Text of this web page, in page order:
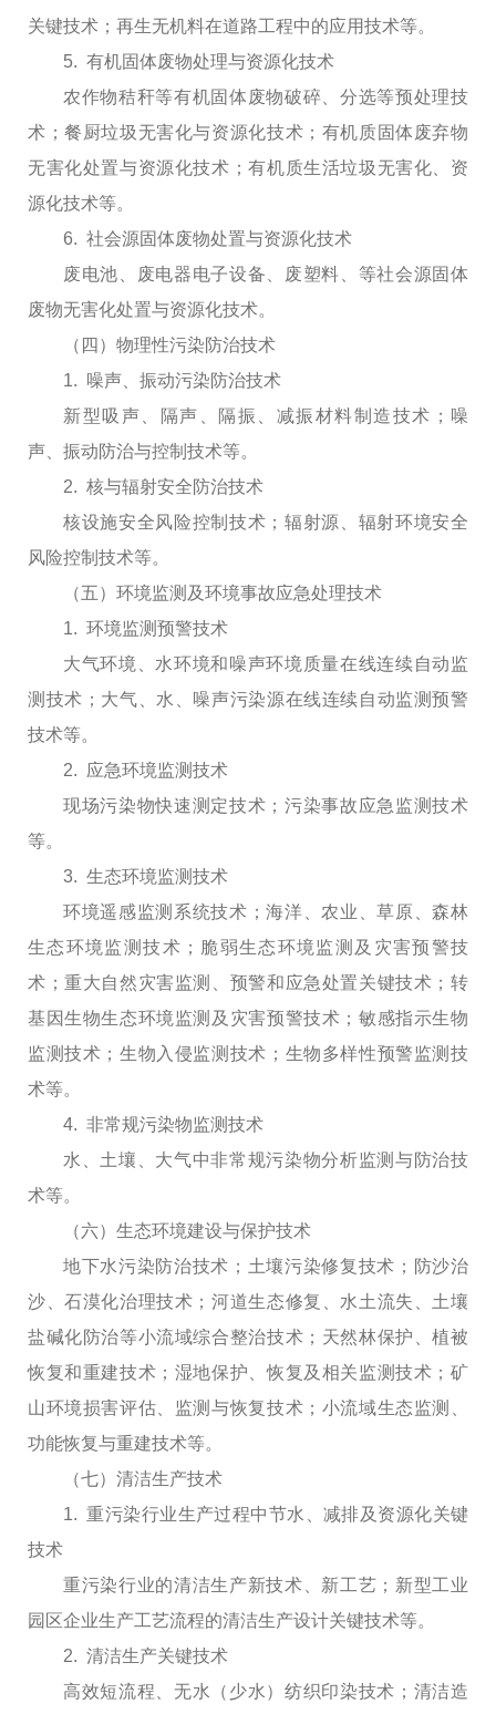
关键技术；再生无机料在道路工程中的应用技术等。
5. 有机固体废物处理与资源化技术
农作物秸秆等有机固体废物破碎、分选等预处理技
术；餐厨垃圾无害化与资源化技术；有机质固体废弃物
无害化处置与资源化技术；有机质生活垃圾无害化、资
源化技术等。
6. 社会源固体废物处置与资源化技术
废电池、废电器电子设备、废塑料、等社会源固体
废物无害化处置与资源化技术。
（四）物理性污染防治技术
1. 噪声、振动污染防治技术
新型吸声、隔声、隔振、减振材料制造技术；噪
声、振动防治与控制技术等。
2. 核与辐射安全防治技术
核设施安全风险控制技术；辐射源、辐射环境安全
风险控制技术等。
（五）环境监测及环境事故应急处理技术
1. 环境监测预警技术
大气环境、水环境和噪声环境质量在线连续自动监
测技术；大气、水、噪声污染源在线连续自动监测预警
技术等。
2. 应急环境监测技术
现场污染物快速测定技术；污染事故应急监测技术
等。
3. 生态环境监测技术
环境遥感监测系统技术；海洋、农业、草原、森林
生态环境监测技术；脆弱生态环境监测及灾害预警技
术；重大自然灾害监测、预警和应急处置关键技术；转
基因生物生态环境监测及灾害预警技术；敏感指示生物
监测技术；生物入侵监测技术；生物多样性预警监测技
术等。
4. 非常规污染物监测技术
水、土壤、大气中非常规污染物分析监测与防治技
术等。
（六）生态环境建设与保护技术
地下水污染防治技术；土壤污染修复技术；防沙治
沙、石漠化治理技术；河道生态修复、水土流失、土壤
盐碱化防治等小流域综合整治技术；天然林保护、植被
恢复和重建技术；湿地保护、恢复及相关监测技术；矿
山环境损害评估、监测与恢复技术；小流域生态监测、
功能恢复与重建技术等。
（七）清洁生产技术
1. 重污染行业生产过程中节水、减排及资源化关键
技术
重污染行业的清洁生产新技术、新工艺；新型工业
园区企业生产工艺流程的清洁生产设计关键技术等。
2. 清洁生产关键技术
高效短流程、无水（少水）纺织印染技术；清洁造